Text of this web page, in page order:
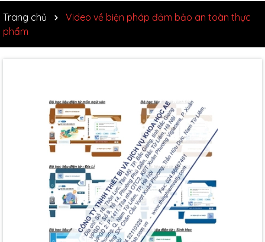
Trang chủ
Video về biện pháp đảm bảo an toàn thực
phẩm